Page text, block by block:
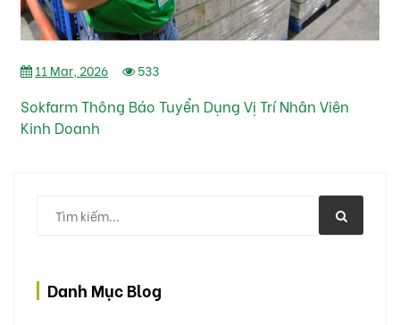
11 Mar, 2026 533
Sokfarm Thông Báo Tuyển Dụng Vị Trí Nhân Viên
Kinh Doanh
Danh Mục Blog